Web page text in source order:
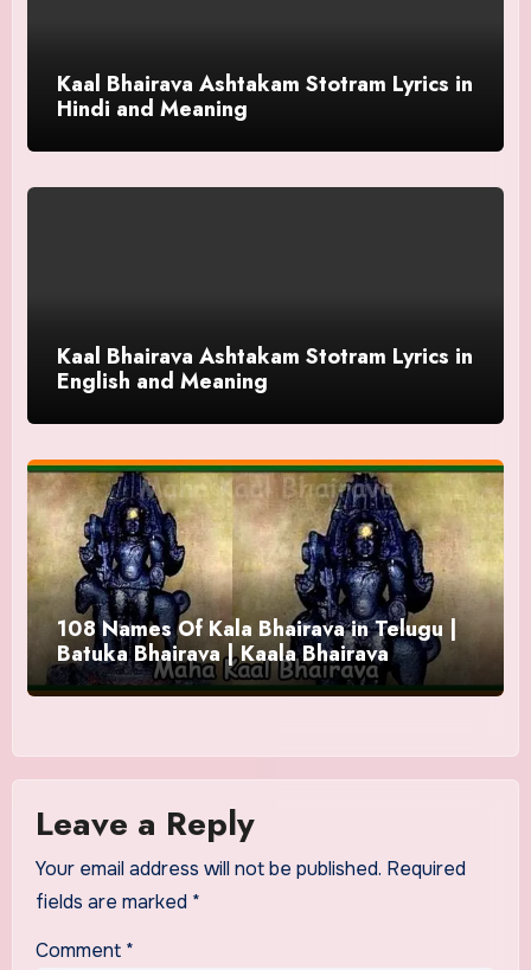
Kaal Bhairava Ashtakam Stotram Lyrics in
Hindi and Meaning
Kaal Bhairava Ashtakam Stotram Lyrics in
English and Meaning
108 Names Of Kala Bhairava in Telugu |
Batuka Bhairava | Kaala Bhairava
Leave a Reply
Your email address will not be published. Required
fields are marked *
Comment *